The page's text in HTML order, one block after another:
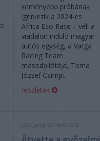
keményebb próbának
ígérkezik a 2024-es
Africa Eco Race – véli a
viadalon induló magyar
autós egység, a Varga
Racing Team
másodpilótája, Toma
József Csimpi.
részletek
2020. január 20. hétfő, 08:52